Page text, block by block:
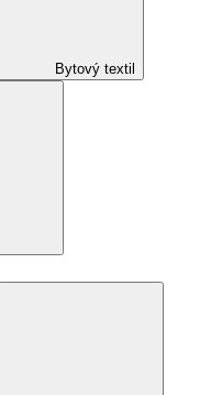
Bytový textil